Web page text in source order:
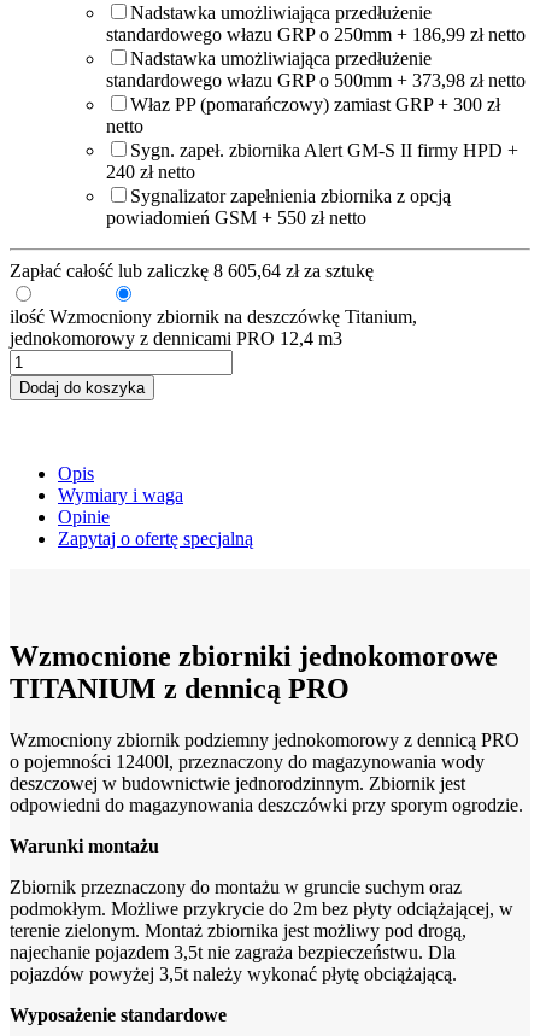
Nadstawka umożliwiająca przedłużenie
standardowego włazu GRP o 250mm + 186,99 zł netto
Nadstawka umożliwiająca przedłużenie
standardowego włazu GRP o 500mm + 373,98 zł netto
Właz PP (pomarańczowy) zamiast GRP + 300 zł
netto
Sygn. zapeł. zbiornika Alert GM-S II firmy HPD +
240 zł netto
Sygnalizator zapełnienia zbiornika z opcją
powiadomień GSM + 550 zł netto
Zapłać całość lub zaliczkę 8 605,64 zł za sztukę
ilość Wzmocniony zbiornik na deszczówkę Titanium,
jednokomorowy z dennicami PRO 12,4 m3
Dodaj do koszyka
Opis
Wymiary i waga
Opinie
Zapytaj o ofertę specjalną
Wzmocnione zbiorniki jednokomorowe
TITANIUM z dennicą PRO
Wzmocniony zbiornik podziemny jednokomorowy z dennicą PRO
o pojemności 12400l, przeznaczony do magazynowania wody
deszczowej w budownictwie jednorodzinnym. Zbiornik jest
odpowiedni do magazynowania deszczówki przy sporym ogrodzie.
Warunki montażu
Zbiornik przeznaczony do montażu w gruncie suchym oraz
podmokłym. Możliwe przykrycie do 2m bez płyty odciążającej, w
terenie zielonym. Montaż zbiornika jest możliwy pod drogą,
najechanie pojazdem 3,5t nie zagraża bezpieczeństwu. Dla
pojazdów powyżej 3,5t należy wykonać płytę obciążającą.
Wyposażenie standardowe